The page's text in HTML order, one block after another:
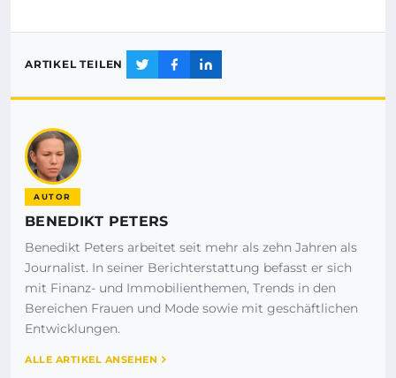
ARTIKEL TEILEN
AUTOR
BENEDIKT PETERS
Benedikt Peters arbeitet seit mehr als zehn Jahren als
Journalist. In seiner Berichterstattung befasst er sich
mit Finanz- und Immobilienthemen, Trends in den
Bereichen Frauen und Mode sowie mit geschäftlichen
Entwicklungen.
ALLE ARTIKEL ANSEHEN